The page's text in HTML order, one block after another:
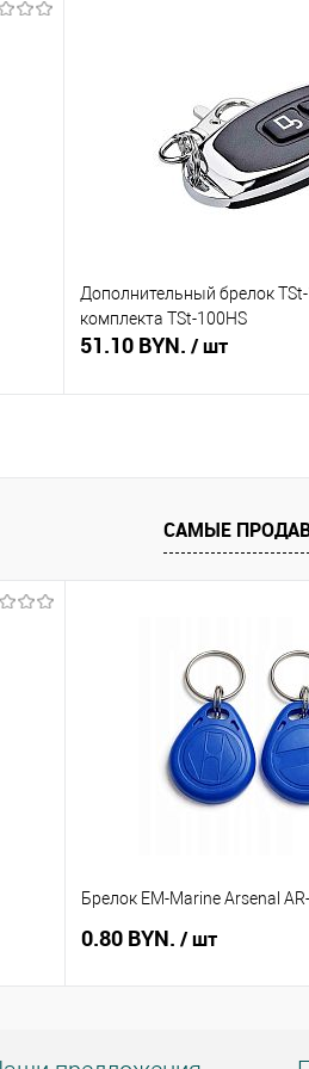
В избранное
Дополнительный брелок
комплекта TSt-100HS
51.10 BYN. / шт
САМЫЕ
Брелок EM-Marine Arsenal
0.80 BYN. / шт